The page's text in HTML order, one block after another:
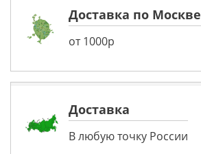
Доставка по Москве
от 1000р
Доставка
В любую точку России